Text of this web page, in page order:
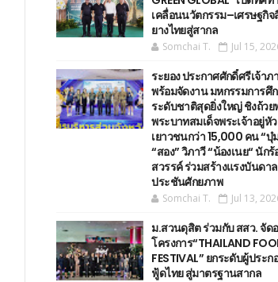
เคลื่อนนวัตกรรม–เศรษฐกิจ
ยางไทยสู่สากล
Somchai T. Jul 15,
ระยอง ประกาศศักดิ์ศรีเจ้าภ
พร้อมจัดงาน มหกรรมการศึ
ระดับชาติสุดยิ่งใหญ่ ชิงถ้ว
พระบาทสมเด็จพระเจ้าอยู่หั
เยาวชนกว่า 15,000 คน “
“สอง” วิภาวี “น้องเนย“ นัก
สวรรค์ ร่วมสร้างแรงบันดา
ประชันศักยภาพ
Somchai T. Jul 13,
ม.สวนดุสิต ร่วมกับ สสว. จัด
โครงการ“THAILAND
FESTIVAL” ยกระดับผู้ประ
ฟู้ดไทย สู่มาตรฐานสากล